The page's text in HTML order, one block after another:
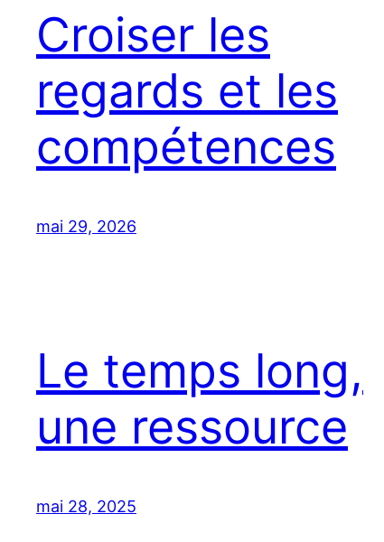
Croiser les
regards et les
compétences
mai 29, 2026
Le temps long,
une ressource
mai 28, 2025